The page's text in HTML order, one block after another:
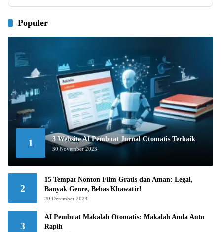
Populer
1 3 Website AI Pembuat Jurnal Otomatis Terbaik
30 November 2023
2
15 Tempat Nonton Film Gratis dan Aman: Legal,
Banyak Genre, Bebas Khawatir!
29 Desember 2024
3
AI Pembuat Makalah Otomatis: Makalah Anda Auto
Rapih